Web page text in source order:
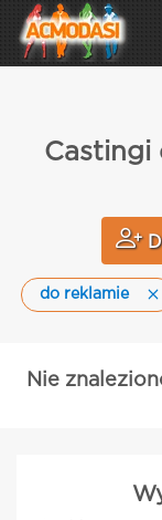
Castingi
do reklamie
Nie